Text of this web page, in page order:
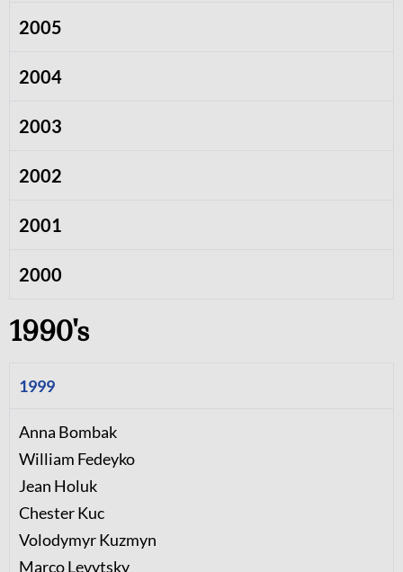
2005
2004
2003
2002
2001
2000
1990's
1999
Anna Bombak
William Fedeyko
Jean Holuk
Chester Kuc
Volodymyr Kuzmyn
Marco Levytsky